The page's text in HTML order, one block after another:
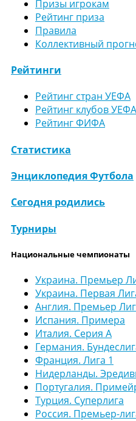
Призы игрокам
Рейтинг приза
Правила
Коллективный
Рейтинги
Рейтинг стран УЕФА
Рейтинг клубов УЕФА
Рейтинг ФИФА
Статистика
Энциклопедия Футбола
Сегодня родились
Турниры
Национальные чемпионаты
Украина. Премьер
Украина. Первая
Англия. Премьер
Испания. Примера
Италия. Серия А
Германия.
Франция. Лига 1
Нидерланды.
Португалия.
Турция. Суперлига
Россия. Премьер-